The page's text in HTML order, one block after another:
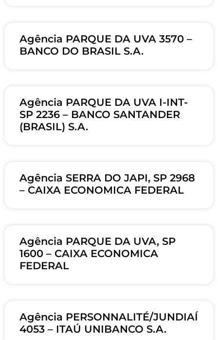
Agência PARQUE DA UVA 3570 –
BANCO DO BRASIL S.A.
Agência PARQUE DA UVA I-INT-
SP 2236 – BANCO SANTANDER
(BRASIL) S.A.
Agência SERRA DO JAPI, SP 2968
– CAIXA ECONOMICA FEDERAL
Agência PARQUE DA UVA, SP
1600 – CAIXA ECONOMICA
FEDERAL
Agência PERSONNALITÉ/JUNDIAÍ
4053 – ITAÚ UNIBANCO S.A.